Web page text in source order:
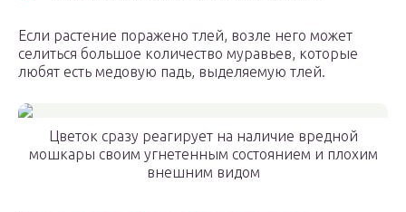
Если растение поражено тлей, возле него может
селиться большое количество муравьев, которые
любят есть медовую падь, выделяемую тлей.
Цветок сразу реагирует на наличие вредной
мошкары своим угнетенным состоянием и плохим
внешним видом